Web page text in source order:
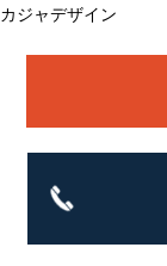
カジャデザイン